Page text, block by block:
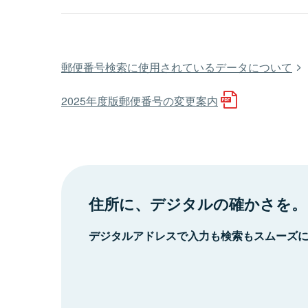
郵便番号検索に使用されているデータについて
2025年度版郵便番号の変更案内
住所に、デジタルの確かさを。
デジタルアドレスで入力も検索もスムーズ